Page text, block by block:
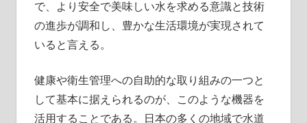
で、より安全で美味しい水を求める意識と技術
の進歩が調和し、豊かな生活環境が実現されて
いると言える。
健康や衛生管理への自助的な取り組みの一つと
して基本に据えられるのが、このような機器を
活用することである。日本の多くの地域で水道